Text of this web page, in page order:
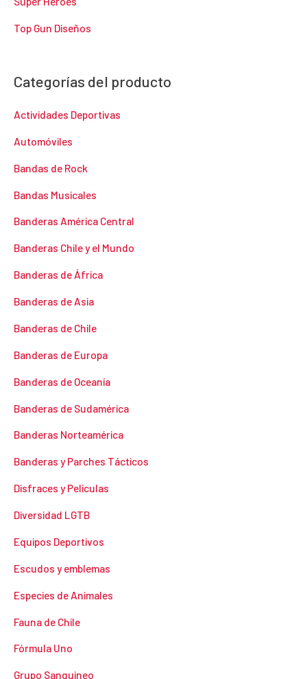
Top Gun Diseños
Categorías del producto
Actividades Deportivas
Automóviles
Bandas de Rock
Bandas Musicales
Banderas América Central
Banderas Chile y el Mundo
Banderas de África
Banderas de Asia
Banderas de Chile
Banderas de Europa
Banderas de Oceanía
Banderas de Sudamérica
Banderas Norteamérica
Banderas y Parches Tácticos
Disfraces y Películas
Diversidad LGTB
Equipos Deportivos
Escudos y emblemas
Especies de Animales
Fauna de Chile
Fórmula Uno
Grupo Sanguineo